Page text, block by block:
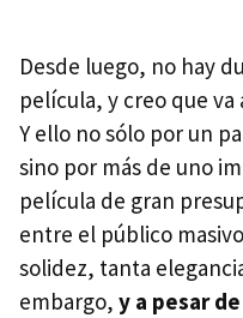
Desde luego, no hay
película, y creo que
Y ello no sólo por un
sino por más de uno
película de gran
entre el público
solidez, tanta
embargo, y a pesar